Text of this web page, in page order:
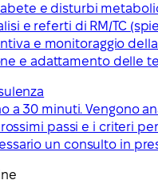
e disturbi
e referti di RM/TC
e monitoraggio
e adattamento delle
a 30 minuti. Vengono
passi e i criteri
un consulto in